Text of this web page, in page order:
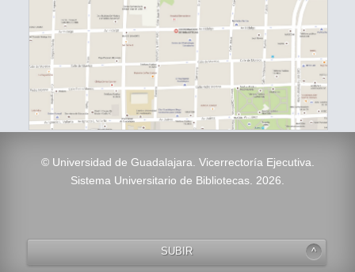
© Universidad de Guadalajara. Vicerrectoría Ejecutiva.
Sistema Universitario de Bibliotecas. 2026.
SUBIR